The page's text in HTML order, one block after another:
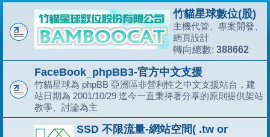
竹貓星球數位(股)
主機代管、專案開發、
網頁設計
轉向總數: 388662
FaceBook_phpBB3-官方中文支援
竹貓星球為 phpBB 亞洲區非營利性之中文支援站台，建
站日期為 2001/10/29 迄今一直秉持著分享的原則提供架站
教學、討論為主
SSD 不限流量-網站空間( .tw or